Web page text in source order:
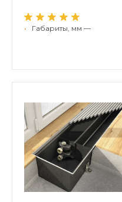
• Габариты, мм —